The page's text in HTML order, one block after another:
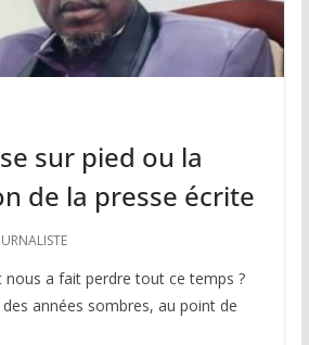
sur pied ou la
de la presse écrite
nous a fait perdre tout ce temps ?
des années sombres, au point de